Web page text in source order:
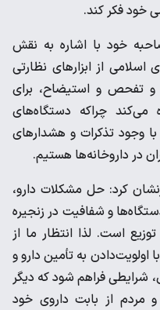
خود فکر کند.
خود با اشاره به نقش
از ابزارهای نظارتی
تفحص و استیضاح، برای
می‌کند چراکه دستگاه‌های
وجود تذکرات و هشدارهای
در داروخانه‌ها هستیم.
کرد: حل مشکلات دارو،
و شفافیت در زنجیره
است. لذا انتظار ما از
به تأمین دارو و
فراهم شود که دیگر
مردم از بابت داروی خود